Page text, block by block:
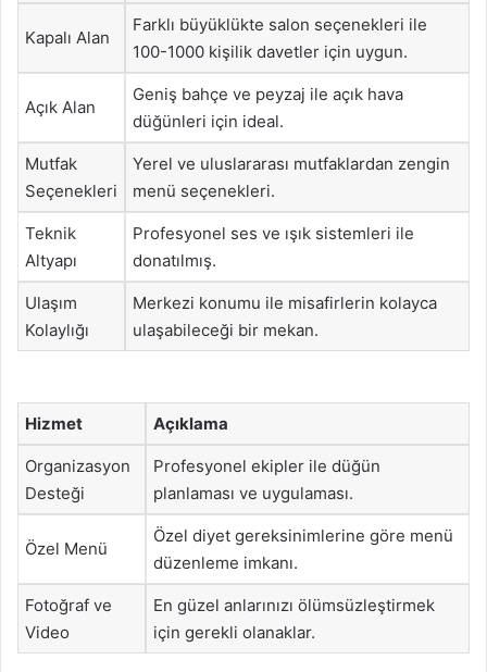
Kapalı Alan
Farklı büyüklükte salon seçenekleri ile
100-1000 kişilik davetler için uygun.
Açık Alan
Geniş bahçe ve peyzaj ile açık hava
düğünleri için ideal.
Mutfak
Seçenekleri
Yerel ve uluslararası mutfaklardan zengin
menü seçenekleri.
Teknik
Altyapı
Profesyonel ses ve ışık sistemleri ile
donatılmış.
Ulaşım
Kolaylığı
Merkezi konumu ile misafirlerin kolayca
ulaşabileceği bir mekan.
Hizmet Açıklama
Organizasyon
Desteği
Profesyonel ekipler ile düğün
planlaması ve uygulaması.
Özel Menü
Özel diyet gereksinimlerine göre menü
düzenleme imkanı.
Fotoğraf ve
Video
En güzel anlarınızı ölümsüzleştirmek
için gerekli olanaklar.